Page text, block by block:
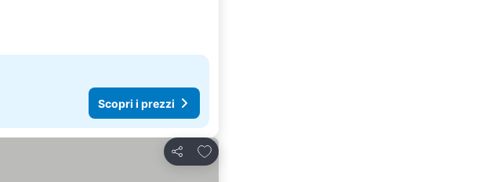
Scopri i prezzi
Condividi
Aggiungi ai preferiti